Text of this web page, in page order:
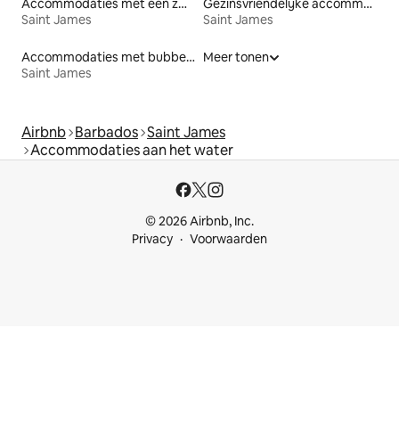
Accommodaties met een zwembad
Saint James
Gezinsvriendelijke accommodaties
Saint James
Accommodaties met bubbelbad
Saint James
Meer tonen
Airbnb Barbados Saint James
Accommodaties aan het water
© 2026 Airbnb, Inc.
Privacy
Voorwaarden